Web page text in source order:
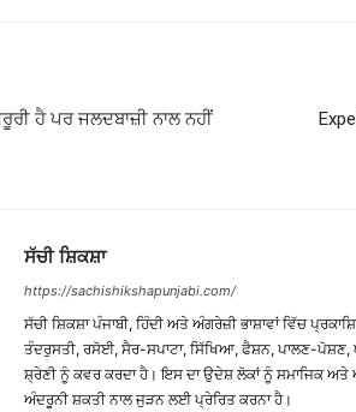
ਹੈ ਪਰ ਜਲਦਬਾਜ਼ੀ ਨਾਲ ਨਹੀਂ
ਸੱਚੀ ਸ਼ਿਕਸ਼ਾ
https://sachishikshapunjabi.com/
ਸੱਚੀ ਸ਼ਿਕਸ਼ਾ ਪੰਜਾਬੀ, ਹਿੰਦੀ ਅਤੇ ਅੰਗਰੇਜ਼ੀ ਭਾਸ਼ਾਵਾਂ ਵਿੱਚ
ਤੰਦਰੁਸਤੀ, ਰਸੋਈ, ਸੈਰ-ਸਪਾਟਾ, ਸਿੱਖਿਆ, ਫੈਸ਼ਨ, ਪਾਲਣ-
ਸ਼੍ਰੇਣੀ ਨੂੰ ਕਵਰ ਕਰਦਾ ਹੈ। ਇਸ ਦਾ ਉਦੇਸ਼ ਲੋਕਾਂ ਨੂੰ ਸਮਾਜਿਕ
ਅੰਦਰੂਨੀ ਸ਼ਕਤੀ ਨਾਲ ਜੁੜਨ ਲਈ ਪ੍ਰੇਰਿਤ ਕਰਨਾ ਹੈ।